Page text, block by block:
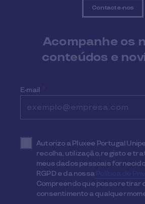
Contacte-nos
Acompanhe os
conteúdos e
E-mail *
Autorizo a Pluxee Portugal
recolha, utilização, registo e
meus dados pessoais
RGPD e da nossaPolítica de
Compreendo que posso retirar
consentimento a qualquer